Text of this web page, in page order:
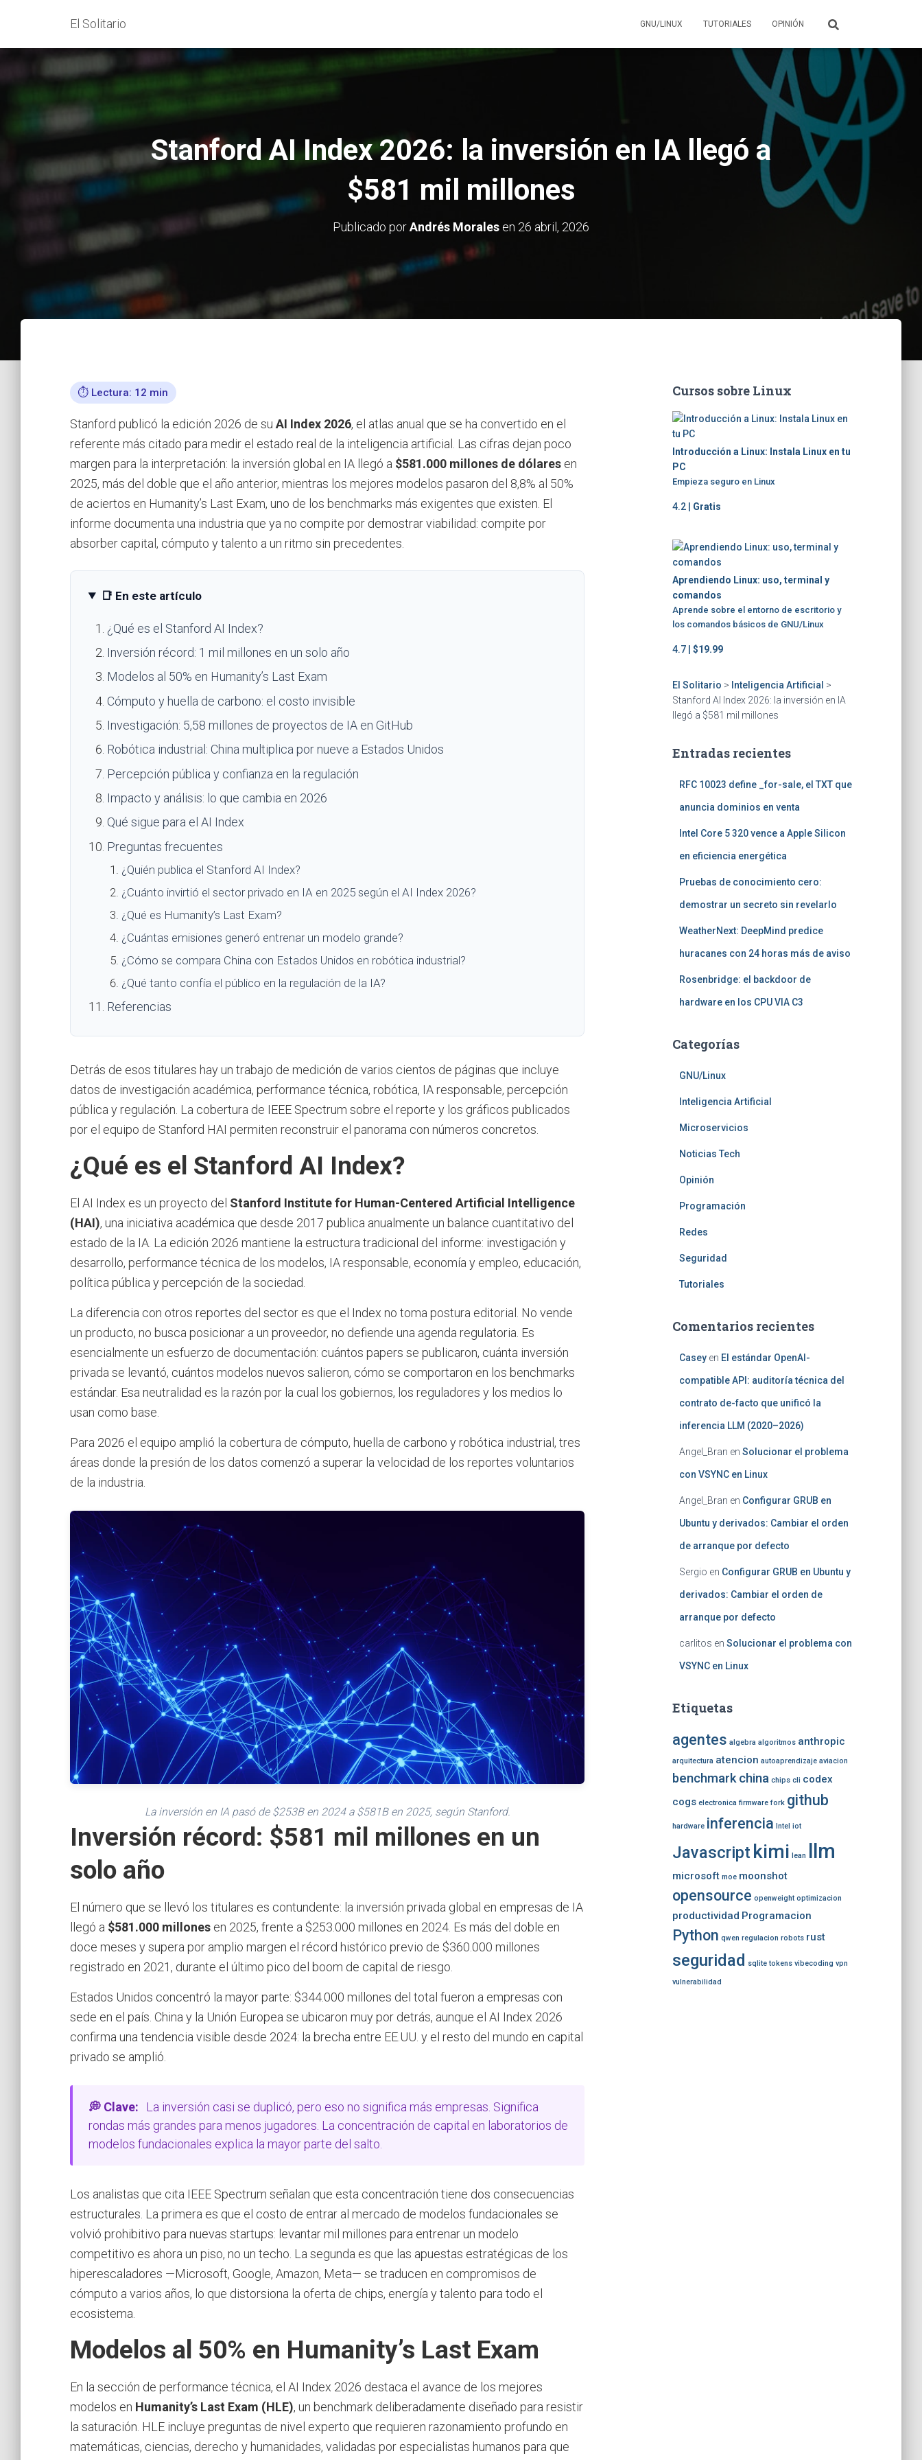
El Solitario GNU/LINUX TUTORIALES OPINIÓN
Stanford AI Index 2026: la inversión en IA llegó a
$581 mil millones
Publicado porAndrés Morales en 26 abril, 2026
⏱️ Lectura: 12 min
Stanford publicó la edición 2026 de su AI Index 2026, el atlas anual que se ha convertido en el
referente más citado para medir el estado real de la inteligencia artificial. Las cifras dejan poco
margen para la interpretación: la inversión global en IA llegó a $581.000 millones de dólares en
2025, más del doble que el año anterior, mientras los mejores modelos pasaron del 8,8% al 50%
de aciertos en Humanity’s Last Exam, uno de los benchmarks más exigentes que existen. El
informe documenta una industria que ya no compite por demostrar viabilidad: compite por
absorber capital, cómputo y talento a un ritmo sin precedentes.
📑 En este artículo
¿Qué es el Stanford AI Index?
Inversión récord: 1 mil millones en un solo año
Modelos al 50% en Humanity’s Last Exam
Cómputo y huella de carbono: el costo invisible
Investigación: 5,58 millones de proyectos de IA en GitHub
Robótica industrial: China multiplica por nueve a Estados Unidos
Percepción pública y confianza en la regulación
Impacto y análisis: lo que cambia en 2026
Qué sigue para el AI Index
Preguntas frecuentes
¿Quién publica el Stanford AI Index?
¿Cuánto invirtió el sector privado en IA en 2025 según el AI Index 2026?
¿Qué es Humanity’s Last Exam?
¿Cuántas emisiones generó entrenar un modelo grande?
¿Cómo se compara China con Estados Unidos en robótica industrial?
¿Qué tanto confía el público en la regulación de la IA?
Referencias
Detrás de esos titulares hay un trabajo de medición de varios cientos de páginas que incluye
datos de investigación académica, performance técnica, robótica, IA responsable, percepción
pública y regulación. La cobertura de IEEE Spectrum sobre el reporte y los gráficos publicados
por el equipo de Stanford HAI permiten reconstruir el panorama con números concretos.
¿Qué es el Stanford AI Index?
El AI Index es un proyecto del Stanford Institute for Human-Centered Artificial Intelligence
(HAI), una iniciativa académica que desde 2017 publica anualmente un balance cuantitativo del
estado de la IA. La edición 2026 mantiene la estructura tradicional del informe: investigación y
desarrollo, performance técnica de los modelos, IA responsable, economía y empleo, educación,
política pública y percepción de la sociedad.
La diferencia con otros reportes del sector es que el Index no toma postura editorial. No vende
un producto, no busca posicionar a un proveedor, no defiende una agenda regulatoria. Es
esencialmente un esfuerzo de documentación: cuántos papers se publicaron, cuánta inversión
privada se levantó, cuántos modelos nuevos salieron, cómo se comportaron en los benchmarks
estándar. Esa neutralidad es la razón por la cual los gobiernos, los reguladores y los medios lo
usan como base.
Para 2026 el equipo amplió la cobertura de cómputo, huella de carbono y robótica industrial, tres
áreas donde la presión de los datos comenzó a superar la velocidad de los reportes voluntarios
de la industria.
La inversión en IA pasó de $253B en 2024 a $581B en 2025, según Stanford.
Inversión récord: $581 mil millones en un
solo año
El número que se llevó los titulares es contundente: la inversión privada global en empresas de IA
llegó a $581.000 millones en 2025, frente a $253.000 millones en 2024. Es más del doble en
doce meses y supera por amplio margen el récord histórico previo de $360.000 millones
registrado en 2021, durante el último pico del boom de capital de riesgo.
Estados Unidos concentró la mayor parte: $344.000 millones del total fueron a empresas con
sede en el país. China y la Unión Europea se ubicaron muy por detrás, aunque el AI Index 2026
confirma una tendencia visible desde 2024: la brecha entre EE.UU. y el resto del mundo en capital
privado se amplió.
💭 Clave:
La inversión casi se duplicó, pero eso no significa más empresas. Significa
rondas más grandes para menos jugadores. La concentración de capital en laboratorios de
modelos fundacionales explica la mayor parte del salto.
Los analistas que cita IEEE Spectrum señalan que esta concentración tiene dos consecuencias
estructurales. La primera es que el costo de entrar al mercado de modelos fundacionales se
volvió prohibitivo para nuevas startups: levantar mil millones para entrenar un modelo
competitivo es ahora un piso, no un techo. La segunda es que las apuestas estratégicas de los
hiperescaladores —Microsoft, Google, Amazon, Meta— se traducen en compromisos de
cómputo a varios años, lo que distorsiona la oferta de chips, energía y talento para todo el
ecosistema.
Modelos al 50% en Humanity’s Last Exam
En la sección de performance técnica, el AI Index 2026 destaca el avance de los mejores
modelos en Humanity’s Last Exam (HLE), un benchmark deliberadamente diseñado para resistir
la saturación. HLE incluye preguntas de nivel experto que requieren razonamiento profundo en
matemáticas, ciencias, derecho y humanidades, validadas por especialistas humanos para que
Cursos sobre Linux
Introducción a Linux: Instala Linux en tu
PC
Empieza seguro en Linux
4.2 | Gratis
Aprendiendo Linux: uso, terminal y
comandos
Aprende sobre el entorno de escritorio y
los comandos básicos de GNU/Linux
4.7 | $19.99
El Solitario > Inteligencia Artificial >
Stanford AI Index 2026: la inversión en IA
llegó a $581 mil millones
Entradas recientes
RFC 10023 define _for-sale, el TXT que
anuncia dominios en venta
Intel Core 5 320 vence a Apple Silicon
en eficiencia energética
Pruebas de conocimiento cero:
demostrar un secreto sin revelarlo
WeatherNext: DeepMind predice
huracanes con 24 horas más de aviso
Rosenbridge: el backdoor de
hardware en los CPU VIA C3
Categorías
GNU/Linux
Inteligencia Artificial
Microservicios
Noticias Tech
Opinión
Programación
Redes
Seguridad
Tutoriales
Comentarios recientes
Caseyen El estándar OpenAI-
compatible API: auditoría técnica del
contrato de-facto que unificó la
inferencia LLM (2020–2026)
Angel_Bran en Solucionar el problema
con VSYNC en Linux
Angel_Bran en Configurar GRUB en
Ubuntu y derivados: Cambiar el orden
de arranque por defecto
Sergio en Configurar GRUB en Ubuntu y
derivados: Cambiar el orden de
arranque por defecto
carlitos en Solucionar el problema con
VSYNC en Linux
Etiquetas
agentes algebra algoritmos anthropic
arquitectura atencion autoaprendizaje aviacion
benchmark china chips cli codex
cogs electronica firmware fork github
hardware inferencia Intel iot
Javascript kimi lean llm
microsoft moe moonshot
opensource openweight optimizacion
productividad Programacion
Python qwen regulacion robots rust
seguridad sqlite tokens vibecoding vpn
vulnerabilidad